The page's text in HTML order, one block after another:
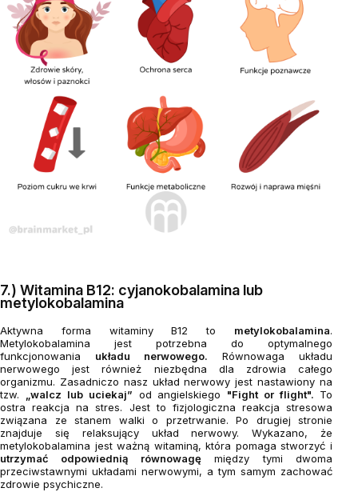
7.) Witamina B12: cyjanokobalamina lub
metylokobalamina
Aktywna forma witaminy B12 to metylokobalamina.
Metylokobalamina jest potrzebna do optymalnego
funkcjonowania układu nerwowego. Równowaga układu
nerwowego jest również niezbędna dla zdrowia całego
organizmu. Zasadniczo nasz układ nerwowy jest nastawiony na
tzw. „walcz lub uciekaj” od angielskiego "Fight or flight". To
ostra reakcja na stres. Jest to fizjologiczna reakcja stresowa
związana ze stanem walki o przetrwanie. Po drugiej stronie
znajduje się relaksujący układ nerwowy. Wykazano, że
metylokobalamina jest ważną witaminą, która pomaga stworzyć i
utrzymać odpowiednią równowagęmiędzy tymi dwoma
przeciwstawnymi układami nerwowymi, a tym samym zachować
zdrowie psychiczne.